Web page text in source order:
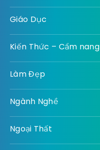
Giáo Dục
Kiến Thức – Cẩm nang
Làm Đẹp
Ngành Nghề
Ngoại Thất